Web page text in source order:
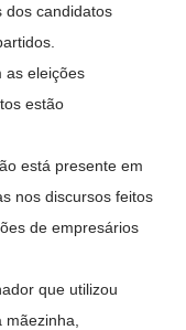
dos candidatos
as eleições
estão
está presente em
nos discursos feitos
de empresários
que utilizou